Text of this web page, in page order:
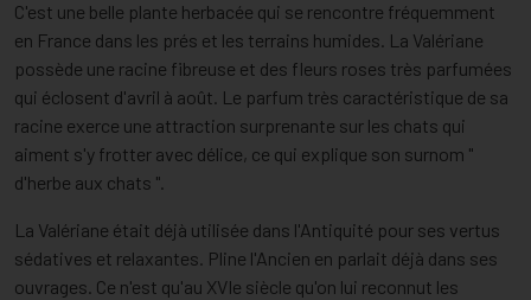
C'est une belle plante herbacée qui se rencontre fréquemment
en France dans les prés et les terrains humides. La Valériane
possède une racine fibreuse et des fleurs roses très parfumées
qui éclosent d'avril à août. Le parfum très caractéristique de sa
racine exerce une attraction surprenante sur les chats qui
aiment s'y frotter avec délice, ce qui explique son surnom "
d'herbe aux chats ".
La Valériane était déjà utilisée dans l'Antiquité pour ses vertus
sédatives et relaxantes. Pline l'Ancien en parlait déjà dans ses
ouvrages. Ce n'est qu'au XVIe siècle qu'on lui reconnut les